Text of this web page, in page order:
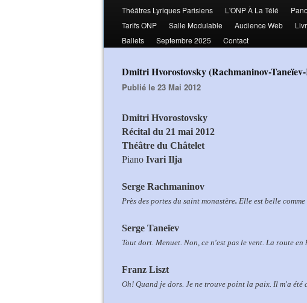
Théâtres Lyriques Parisiens
L'ONP À La Télé
Tarifs ONP
Salle Modulable Audience Web
Ballets
Septembre 2025 Contact
Dmitri Hvorostovsky (Rachmaninov-
Publié le 23 Mai 2012
Dmitri Hvorostovsky
Récital du 21 mai 2012
Théâtre du Châtelet
Piano Ivari Ilja
Serge Rachmaninov
Près des portes du saint monastère. Elle est belle
Serge Taneïev
Tout dort. Menuet. Non, ce n'est pas le vent. La route en
Franz Liszt
Oh! Quand je dors. Je ne trouve point la paix. Il m'a été